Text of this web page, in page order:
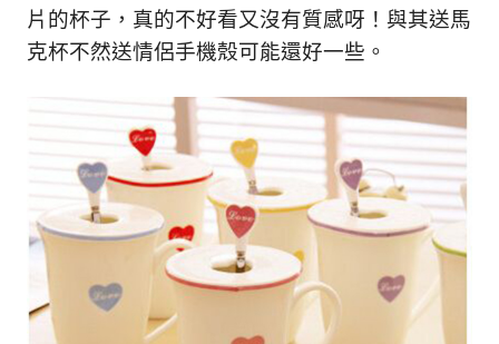
片的杯子，真的不好看又沒有質感呀！與其送馬
克杯不然送情侶手機殼可能還好一些。